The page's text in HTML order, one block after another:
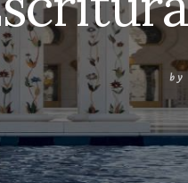
by